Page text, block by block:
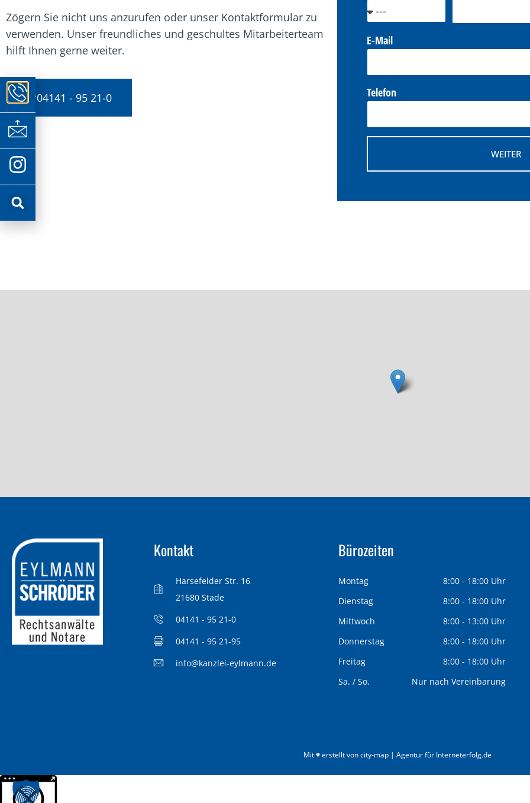
Zögern Sie nicht uns anzurufen oder unser Kontaktformular zu
verwenden. Unser freundliches und geschultes Mitarbeiterteam
hilft Ihnen gerne weiter.
04141 - 95 21-0
E-Mail
Telefon
WEITER
Kontakt
Harsefelder Str. 16
21680 Stade
04141 - 95 21-0
04141 - 95 21-95
info@kanzlei-eylmann.de
Bürozeiten
Montag
8:00 - 18:00 Uhr
Dienstag
8:00 - 18:00 Uhr
Mittwoch
8:00 - 13:00 Uhr
Donnerstag
8:00 - 18:00 Uhr
Freitag
8:00 - 18:00 Uhr
Sa. / So.
Nur nach Vereinbarung
Mit ♥ erstellt von city-map | Agentur für Interneterfolg.de
Weitere Informationen über den gesperrten Inhalt.